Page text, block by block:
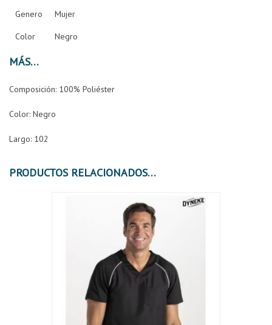
Genero Mujer
Color Negro
MÁS
Composición: 100% Poliéster
Color: Negro
Largo: 102
PRODUCTOS RELACIONADOS